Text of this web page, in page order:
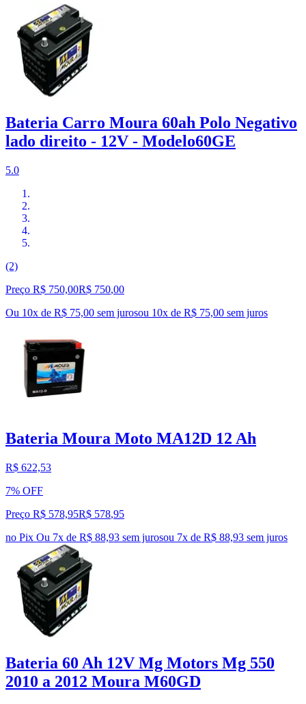
Bateria Carro Moura 60ah Polo Negativo
lado direito - 12V - Modelo60GE
5.0
(2)
Preço R$ 750,00R$ 750,00
Ou 10x de R$ 75,00 sem jurosou 10x de R$ 75,00 sem juros
Bateria Moura Moto MA12D 12 Ah
R$ 622,53
7% OFF
Preço R$ 578,95R$ 578,95
no Pix Ou 7x de R$ 88,93 sem jurosou 7x de R$ 88,93 sem juros
Bateria 60 Ah 12V Mg Motors Mg 550
2010 a 2012 Moura M60GD